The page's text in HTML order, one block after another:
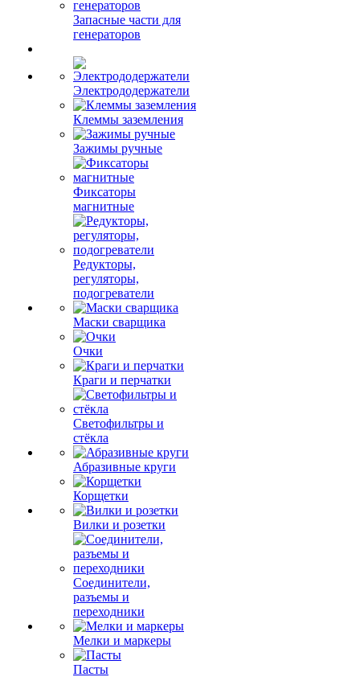
Запасные части для
генераторов
Электрододержатели
Клеммы заземления
Зажимы ручные
Фиксаторы
магнитные
Редукторы,
регуляторы,
подогреватели
Маски сварщика
Очки
Краги и перчатки
Светофильтры и
стёкла
Абразивные круги
Корщетки
Вилки и розетки
Соединители,
разъемы и
переходники
Мелки и маркеры
Пасты